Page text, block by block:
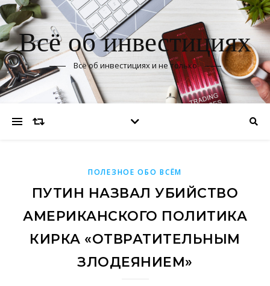
Всё об инвестициях
Всё об инвестициях и не только
ПОЛЕЗНОЕ ОБО ВСЁМ
ПУТИН НАЗВАЛ УБИЙСТВО
АМЕРИКАНСКОГО ПОЛИТИКА
КИРКА «ОТВРАТИТЕЛЬНЫМ
ЗЛОДЕЯНИЕМ»